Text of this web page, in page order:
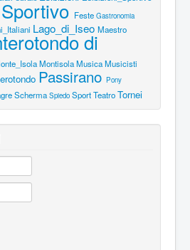
Feste Gastronomia
Lago_di_Iseo Maestro
di
MontisolaMusicaMusicisti
Passirano Pony
Scherma Spiedo SportTeatroTornei